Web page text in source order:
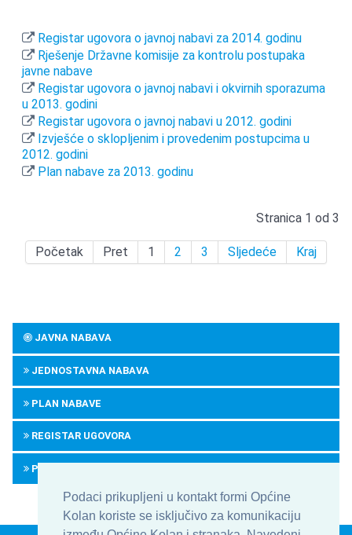
Podaci prikupljeni u kontakt formi Općine
Kolan koriste se isključivo za komunikaciju
Registar ugovora o javnoj nabavi za 2014. godinu
Rješenje Državne komisije za kontrolu postupaka
javne nabave
Registar ugovora o javnoj nabavi i okvirnih sporazuma
u 2013. godini
Registar ugovora o javnoj nabavi u 2012. godini
Izvješće o sklopljenim i provedenim postupcima u
2012. godini
Plan nabave za 2013. godinu
Stranica 1 od 3
Početak Pret 1 2 3 Sljedeće Kraj
JAVNA NABAVA
JEDNOSTAVNA NABAVA
PLAN NABAVE
REGISTAR UGOVORA
PRETHODNO SAVJETOVANJE